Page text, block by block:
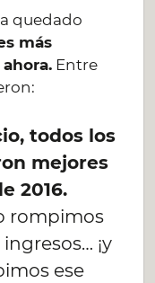
quedado
más
Entre
todos los
mejores
2016.
rompimos
¡y
ese